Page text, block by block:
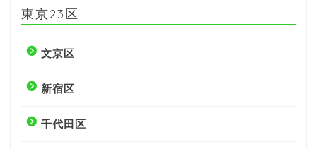
東京23区
文京区
新宿区
千代田区